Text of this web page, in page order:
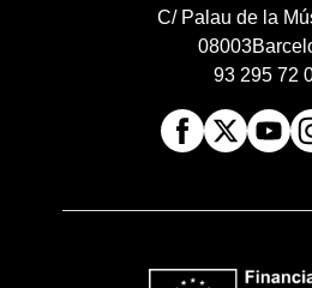
C/ Palau de la
08003
93 295 72